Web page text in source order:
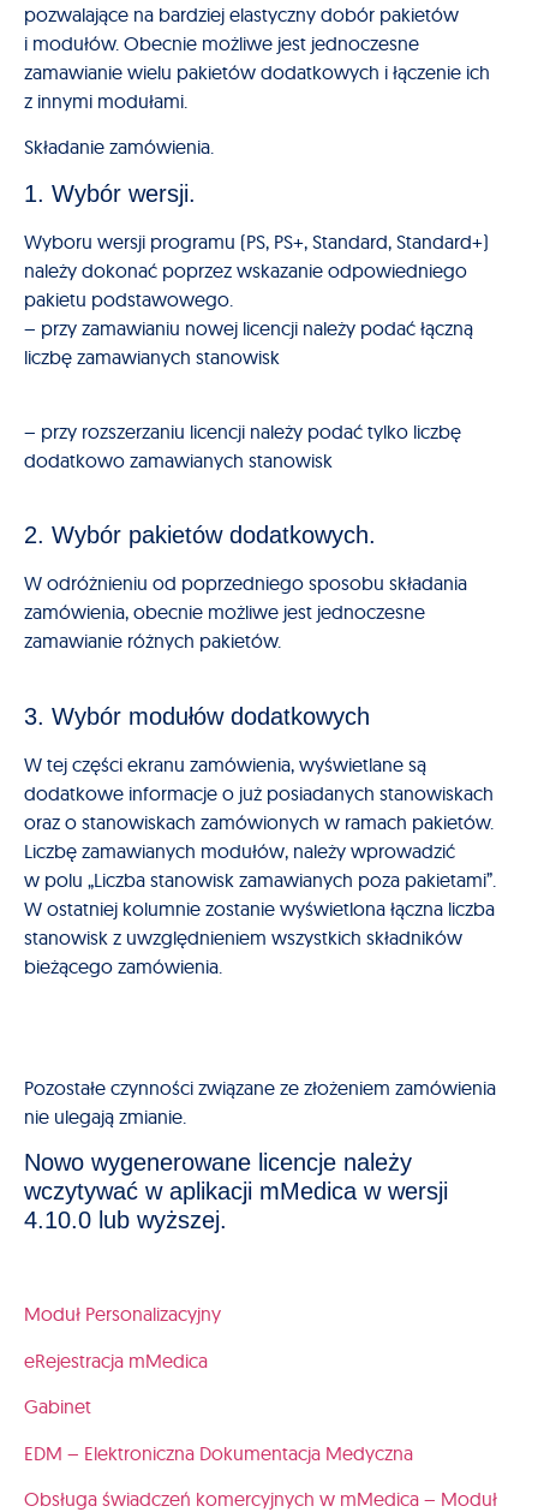
pozwalające na bardziej elastyczny dobór pakietów
i modułów. Obecnie możliwe jest jednoczesne
zamawianie wielu pakietów dodatkowych i łączenie ich
z innymi modułami.
Składanie zamówienia.
1. Wybór wersji.
Wyboru wersji programu (PS, PS+, Standard, Standard+)
należy dokonać poprzez wskazanie odpowiedniego
pakietu podstawowego.
– przy zamawianiu nowej licencji należy podać łączną
liczbę zamawianych stanowisk
– przy rozszerzaniu licencji należy podać tylko liczbę
dodatkowo zamawianych stanowisk
2. Wybór pakietów dodatkowych.
W odróżnieniu od poprzedniego sposobu składania
zamówienia, obecnie możliwe jest jednoczesne
zamawianie różnych pakietów.
3. Wybór modułów dodatkowych
W tej części ekranu zamówienia, wyświetlane są
dodatkowe informacje o już posiadanych stanowiskach
oraz o stanowiskach zamówionych w ramach pakietów.
Liczbę zamawianych modułów, należy wprowadzić
w polu „Liczba stanowisk zamawianych poza pakietami”.
W ostatniej kolumnie zostanie wyświetlona łączna liczba
stanowisk z uwzględnieniem wszystkich składników
bieżącego zamówienia.
Pozostałe czynności związane ze złożeniem zamówienia
nie ulegają zmianie.
Nowo wygenerowane licencje należy
wczytywać w aplikacji mMedica w wersji
4.10.0 lub wyższej.
Moduł Personalizacyjny
eRejestracja mMedica
Gabinet
EDM – Elektroniczna Dokumentacja Medyczna
Obsługa świadczeń komercyjnych w mMedica – Moduł